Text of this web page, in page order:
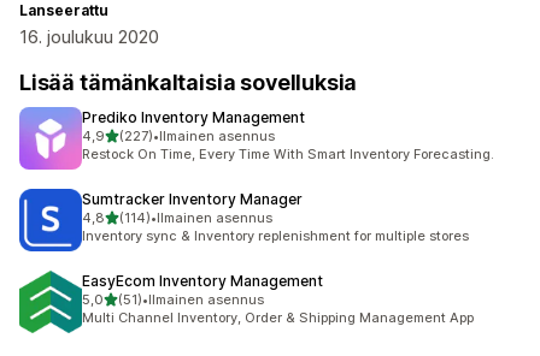
Lanseerattu
16. joulukuu 2020
Lisää tämänkaltaisia sovelluksia
Prediko Inventory Management
4,9/ 5 tähteä
(227)
227 arvostelua yhteensä
•Ilmainen asennus
Restock On Time, Every Time With Smart Inventory Forecasting.
Sumtracker Inventory Manager
4,8/ 5 tähteä
(114)
114 arvostelua yhteensä
•Ilmainen asennus
Inventory sync & Inventory replenishment for multiple stores
EasyEcom Inventory Management
5,0/ 5 tähteä
(51)
51 arvostelua yhteensä
•Ilmainen asennus
Multi Channel Inventory, Order & Shipping Management App